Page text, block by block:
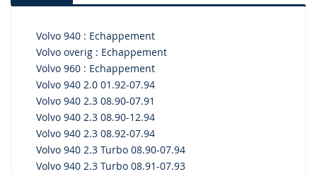
Volvo 940 : Echappement
Volvo overig : Echappement
Volvo 960 : Echappement
Volvo 940 2.0 01.92-07.94
Volvo 940 2.3 08.90-07.91
Volvo 940 2.3 08.90-12.94
Volvo 940 2.3 08.92-07.94
Volvo 940 2.3 Turbo 08.90-07.94
Volvo 940 2.3 Turbo 08.91-07.93